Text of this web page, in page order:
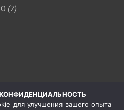
(7)
для улучшения вашего опыта